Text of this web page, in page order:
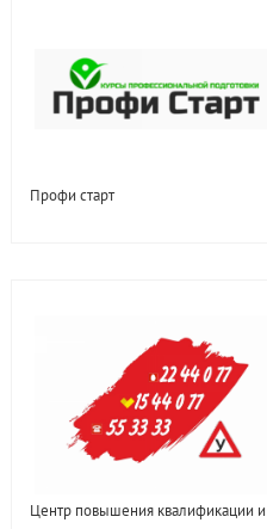
Профи старт
Центр повышения квалификации